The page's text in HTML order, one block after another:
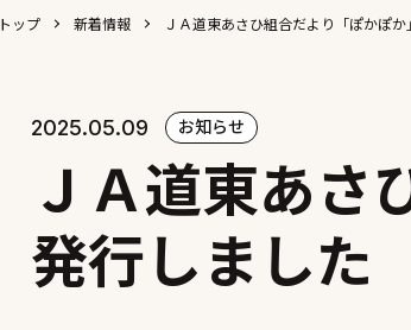
トップ 新着情報 ＪＡ道東あさひ組合だより「ぽかぽ
2025.05.09 お知らせ
ＪＡ道東あさ
発行しました